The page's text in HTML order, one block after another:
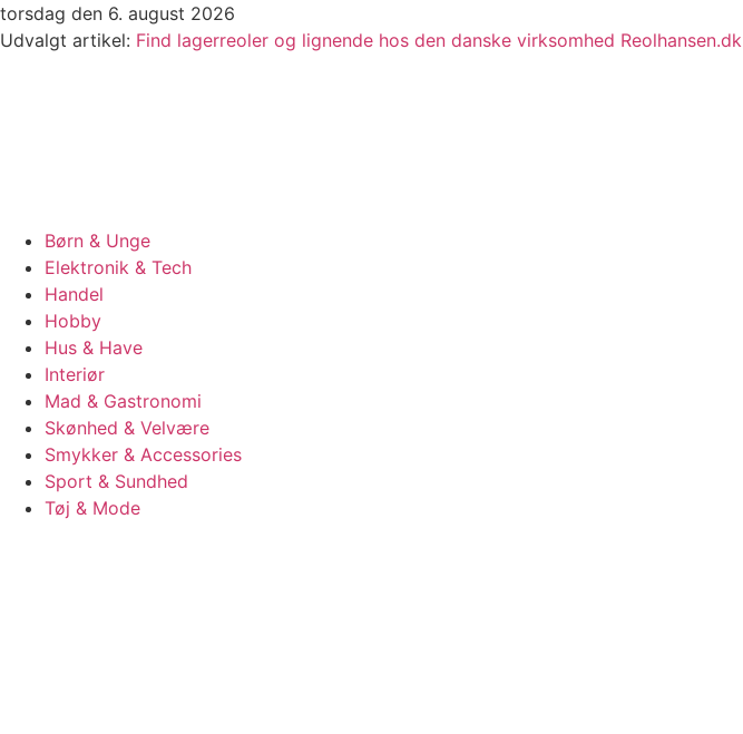
Videre
til
torsdag den 6. august 2026
Udvalgt artikel: Find lagerreoler og lignende hos den danske virksomhed Reolhansen.dk
Børn & Unge
Elektronik & Tech
Handel
Hobby
Hus & Have
Interiør
Mad & Gastronomi
Skønhed & Velvære
Smykker & Accessories
Sport & Sundhed
Tøj & Mode